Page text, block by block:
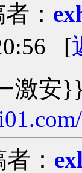
：
[
激
：